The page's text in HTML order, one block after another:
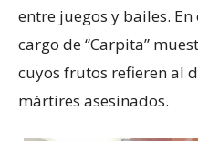
entre juegos y bailes.
cargo de “Carpita”
cuyos frutos refieren al
mártires asesinados.